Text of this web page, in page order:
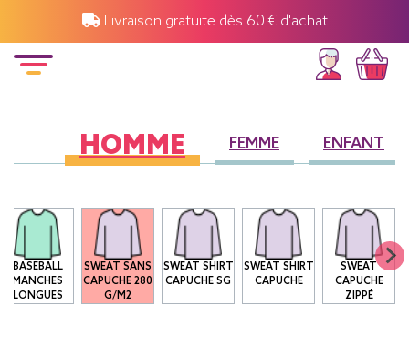
Livraison gratuite dès 60 € d'achat
HOMME FEMME ENFANT
BASEBALL
MANCHES
LONGUES
SWEAT SANS
CAPUCHE 280
G/M2
SWEAT SHIRT
CAPUCHE SG
SWEAT SHIRT
CAPUCHE
SWEAT
CAPUCHE
ZIPPÉ